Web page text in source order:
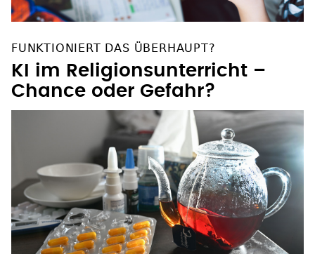
FUNKTIONIERT DAS ÜBERHAUPT?
KI im Religionsunterricht –
Chance oder Gefahr?